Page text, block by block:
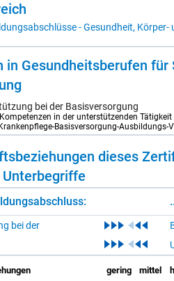
- Gesundheit, Körper-
in Ge­sund­heits­be­ru­fen
bei der Basisversorgung
in der unterstützenden
Basisversorgung-Ausbildungs-
die­ses
bei der
gering mittel